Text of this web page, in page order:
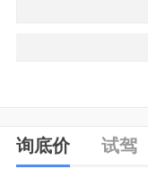
询底价 试驾